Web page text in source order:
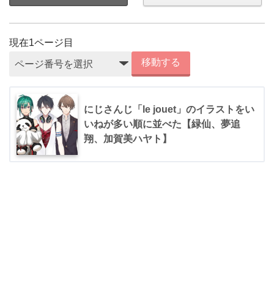
現在1ページ目
移動する
にじさんじ「le jouet」のイラストをい
いねが多い順に並べた【緑仙、夢追
翔、加賀美ハヤト】